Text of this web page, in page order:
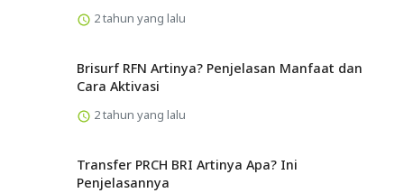
2 tahun yang lalu
Brisurf RFN Artinya? Penjelasan Manfaat dan
Cara Aktivasi
2 tahun yang lalu
Transfer PRCH BRI Artinya Apa? Ini
Penjelasannya